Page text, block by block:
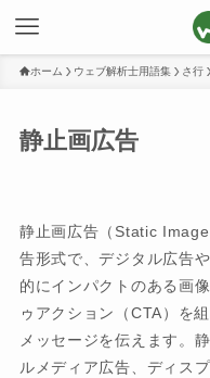
ホーム ウェブ解析士用語集 さ行
静止画広告
静止画広告（Static
告形式で、デジタル広告
的にインパクトのある画
ゥアクション（CTA）を
メッセージを伝えます。
ルメディア広告、ディス